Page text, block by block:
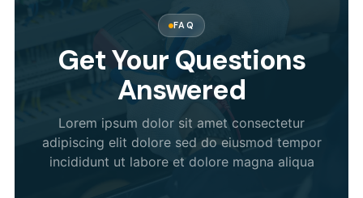
FAQ
Get Your Questions
Answered
Lorem ipsum dolor sit amet consectetur
adipiscing elit dolore sed do eiusmod tempor
incididunt ut labore et dolore magna aliqua